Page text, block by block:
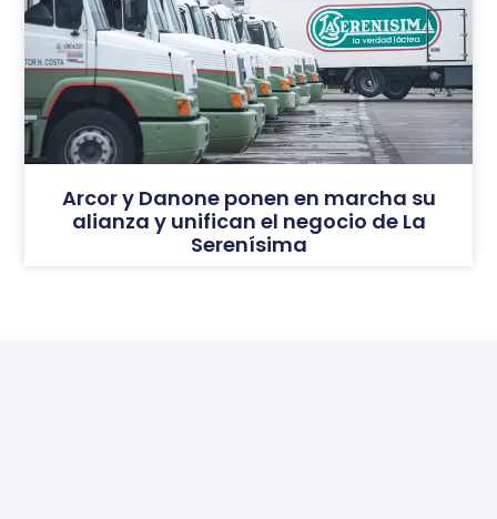
Arcor y Danone ponen en marcha su
alianza y unifican el negocio de La
Serenísima